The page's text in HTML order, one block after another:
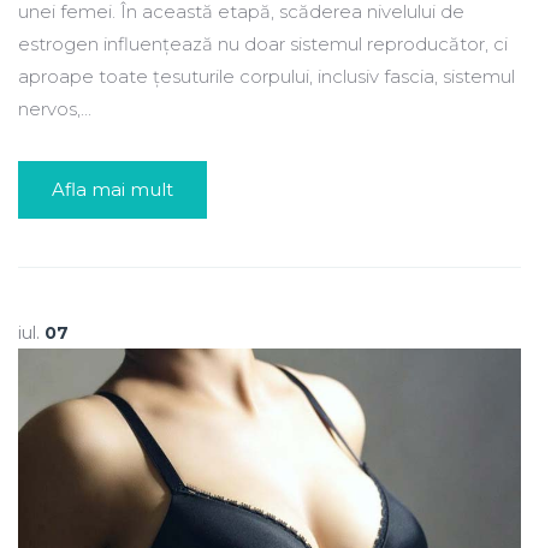
unei femei. În această etapă, scăderea nivelului de
estrogen influențează nu doar sistemul reproducător, ci
aproape toate țesuturile corpului, inclusiv fascia, sistemul
nervos,...
Afla mai mult
iul. 07